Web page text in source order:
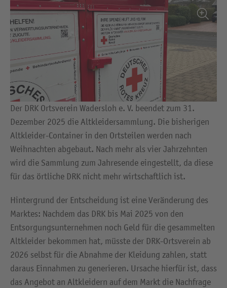
Der DRK Ortsverein Wadersloh e. V. beendet zum 31.
Dezember 2025 die Altkleidersammlung. Die bisherigen
Altkleider-Container in den Ortsteilen werden nach
Weihnachten abgebaut. Nach mehr als vier Jahrzehnten
wird die Sammlung zum Jahresende eingestellt, da diese
für das örtliche DRK nicht mehr wirtschaftlich ist.
Hintergrund der Entscheidung ist eine Veränderung des
Marktes: Nachdem das DRK bis Mai 2025 von den
Entsorgungsunternehmen noch Geld für die gesammelten
Altkleider bekommen hat, müsste der DRK-Ortsverein ab
2026 selbst für die Abnahme der Kleidung zahlen, statt
daraus Einnahmen zu generieren. Ursache hierfür ist, dass
das Angebot an Altkleidern auf dem Markt die Nachfrage